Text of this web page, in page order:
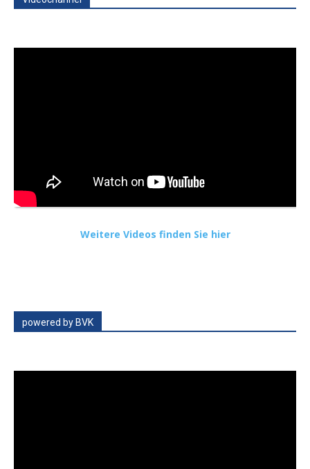
Weitere Videos finden Sie hier
powered by BVK